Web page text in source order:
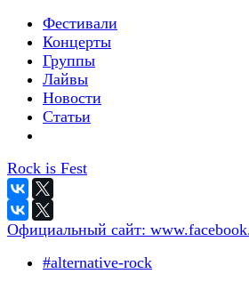
Фестивали
Концерты
Группы
Лайвы
Новости
Статьи
Rock is Fest
Официальный сайт:
#alternative-rock